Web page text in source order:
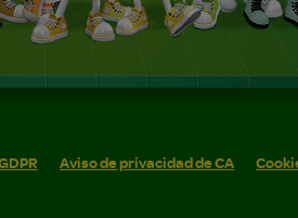
Aviso de privacidad de CA